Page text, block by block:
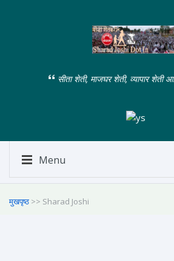
सीता शेती, माजघर शेती, व्यापार शेती
Menu
मुखपृष्ठ >> Sharad Joshi